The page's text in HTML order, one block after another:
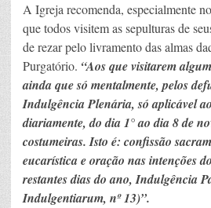
A Igreja recomenda, especialmente
que todos visitem as sepulturas de
de rezar pelo livramento das almas
Purgatório. “Aos que visitarem
ainda que só mentalmente, pelos
Indulgência Plenária, só aplicável
diariamente, do dia 1° ao dia 8 de
costumeiras. Isto é: confissão
eucarística e oração nas intenções
restantes dias do ano, Indulgência
Indulgentiarum, nº 13)”.